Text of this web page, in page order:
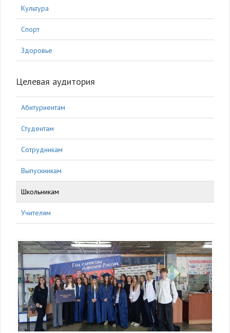
Культура
Спорт
Здоровье
Целевая аудитория
Абитуриентам
Студентам
Сотрудникам
Выпускникам
Школьникам
Учителям